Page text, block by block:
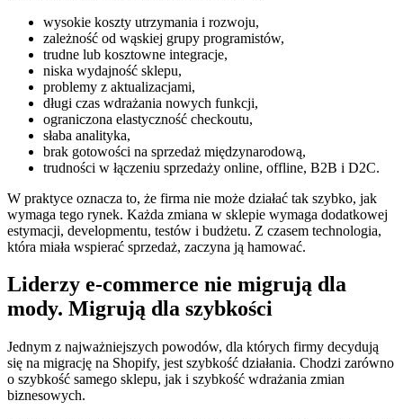
wysokie koszty utrzymania i rozwoju,
zależność od wąskiej grupy programistów,
trudne lub kosztowne integracje,
niska wydajność sklepu,
problemy z aktualizacjami,
długi czas wdrażania nowych funkcji,
ograniczona elastyczność checkoutu,
słaba analityka,
brak gotowości na sprzedaż międzynarodową,
trudności w łączeniu sprzedaży online, offline, B2B i D2C.
W praktyce oznacza to, że firma nie może działać tak szybko, jak
wymaga tego rynek. Każda zmiana w sklepie wymaga dodatkowej
estymacji, developmentu, testów i budżetu. Z czasem technologia,
która miała wspierać sprzedaż, zaczyna ją hamować.
Liderzy e-commerce nie migrują dla
mody. Migrują dla szybkości
Jednym z najważniejszych powodów, dla których firmy decydują
się na migrację na Shopify, jest szybkość działania. Chodzi zarówno
o szybkość samego sklepu, jak i szybkość wdrażania zmian
biznesowych.